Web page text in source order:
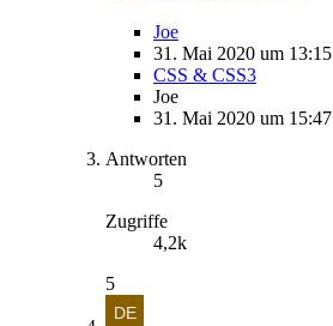
Joe
31. Mai 2020 um 13:15
CSS & CSS3
Joe
31. Mai 2020 um 15:47
Antworten
5
Zugriffe
4,2k
5